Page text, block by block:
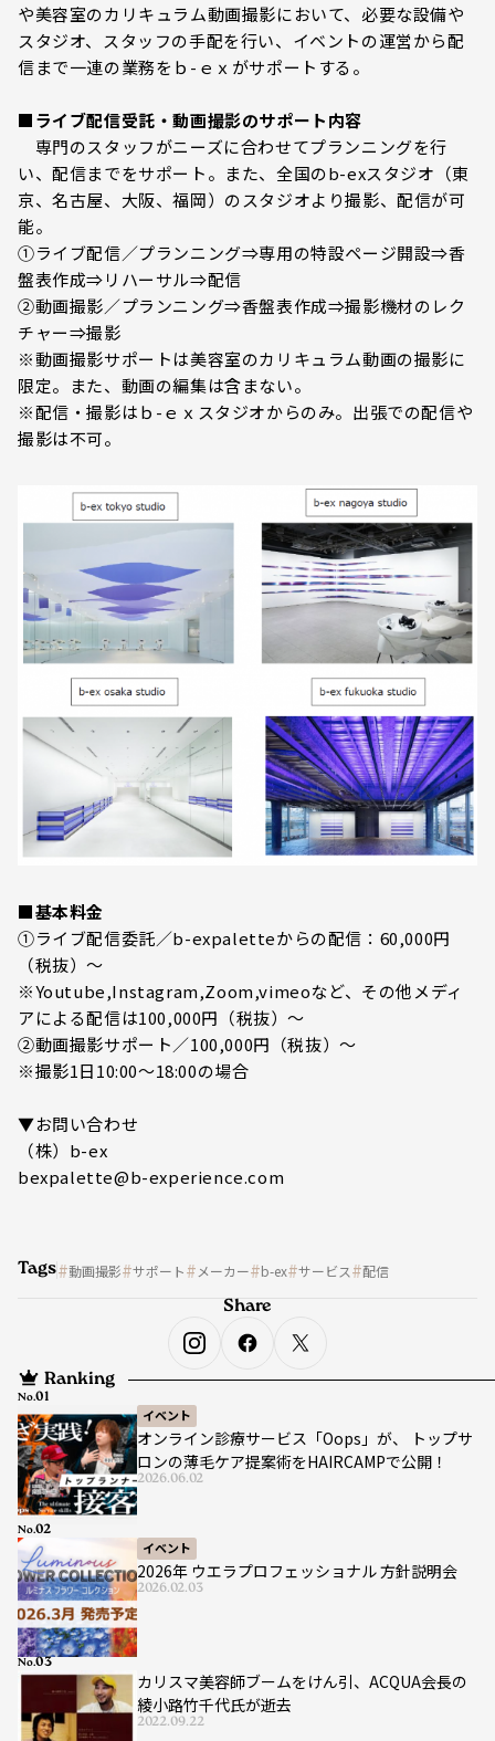
や美容室のカリキュラム動画撮影において、必要な設備や
スタジオ、スタッフの手配を行い、イベントの運営から配
信まで一連の業務をｂ-ｅｘがサポートする。
■ライブ配信受託・動画撮影のサポート内容
専門のスタッフがニーズに合わせてプランニングを行
い、配信までをサポート。また、全国のb-exスタジオ（東
京、名古屋、大阪、福岡）のスタジオより撮影、配信が可
能。
①ライブ配信／プランニング⇒専用の特設ページ開設⇒香
盤表作成⇒リハーサル⇒配信
②動画撮影／プランニング⇒香盤表作成⇒撮影機材のレク
チャー⇒撮影
※動画撮影サポートは美容室のカリキュラム動画の撮影に
限定。また、動画の編集は含まない。
※配信・撮影はｂ-ｅｘスタジオからのみ。出張での配信や
撮影は不可。
■基本料金
①ライブ配信委託／b-expaletteからの配信：60,000円
（税抜）～
※Youtube,Instagram,Zoom,vimeoなど、その他メディ
アによる配信は100,000円（税抜）～
②動画撮影サポート／100,000円（税抜）～
※撮影1日10:00～18:00の場合
▼お問い合わせ
（株）b-ex
bexpalette@b-experience.com
Tags 動画撮影 サポート メーカー b-ex サービス 配信
Ranking
イベント
オンライン診療サービス「Oops」が、 トップサ
ロンの薄毛ケア提案術をHAIRCAMPで公開！
2026.06.02
No.
イベント
2026年 ウエラプロフェッショナル 方針説明会
2026.02.03
No.
カリスマ美容師ブームをけん引、ACQUA会長の
綾小路竹千代氏が逝去
2022.09.22
No.
Share